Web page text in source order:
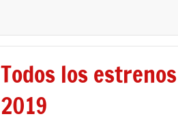
Todos los
2019